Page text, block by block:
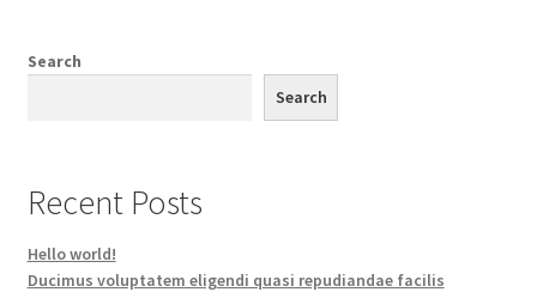
Search
Search
Recent Posts
Hello world!
Ducimus voluptatem eligendi quasi repudiandae facilis